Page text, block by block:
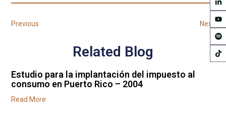
Previous Next
Related Blog
Estudio para la implantación del impuesto al
consumo en Puerto Rico – 2004
Read More